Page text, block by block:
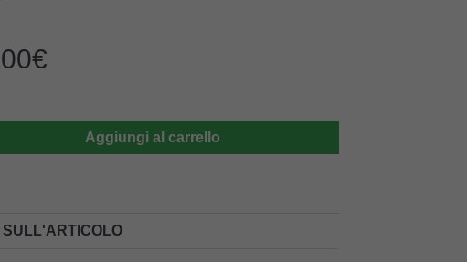
€Current
80,00€.Aggiungi al carrello
SULL'ARTICOLO